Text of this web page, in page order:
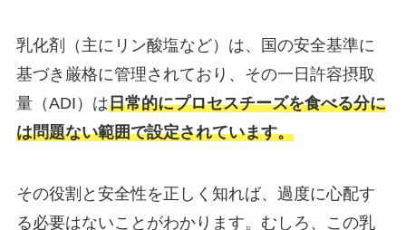
乳化剤（主にリン酸塩など）は、国の安全基準に
基づき厳格に管理されており、その一日許容摂取
量（ADI）は日常的にプロセスチーズを食べる分に
は問題ない範囲で設定されています。
その役割と安全性を正しく知れば、過度に心配す
る必要はないことがわかります。むしろ、この乳